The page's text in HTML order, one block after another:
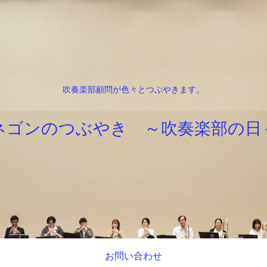
吹奏楽部顧問が色々とつぶやきます。
ゴンのつぶやき ～吹奏楽部の日
お問い合わせ